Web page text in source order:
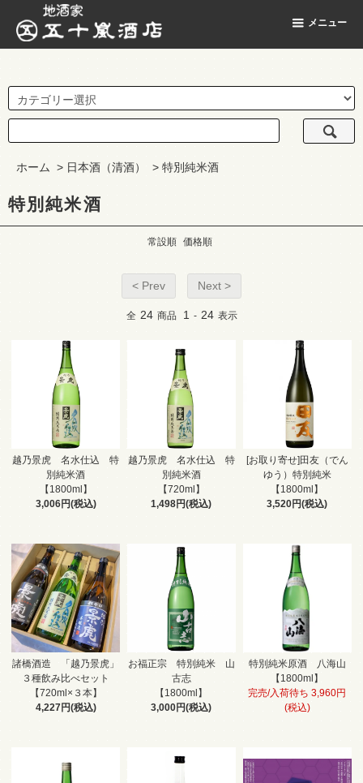
地酒家 五十嵐酒店
メニュー
ホーム > 日本酒（清酒） > 特別純米酒
特別純米酒
常設順 価格順
< Prev Next >
全 24 商品 1 - 24 表示
越乃景虎 名水仕込 特
別純米酒
【1800ml】
3,006円(税込)
越乃景虎 名水仕込 特
別純米酒
【720ml】
1,498円(税込)
[お取り寄せ]田友（でん
ゆう）特別純米
【1800ml】
3,520円(税込)
諸橋酒造 「越乃景虎」
３種飲み比べセット
【720ml×３本】
4,227円(税込)
お福正宗 特別純米 山
古志
【1800ml】
3,000円(税込)
特別純米原酒 八海山
【1800ml】
完売/入荷待ち 3,960円
(税込)